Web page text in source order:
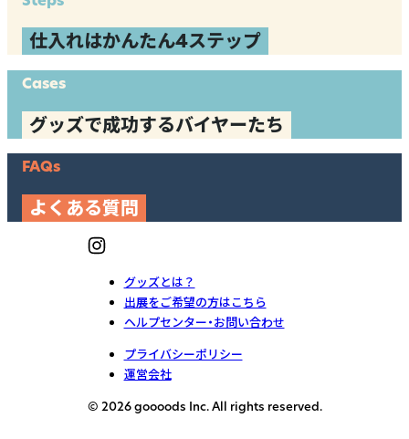
仕入れはかんたん4ステップ
Cases
グッズで成功するバイヤーたち
FAQs
よくある質問
グッズとは？
出展をご希望の方はこちら
ヘルプセンター・お問い合わせ
プライバシーポリシー
運営会社
© 2026 goooods Inc. All rights reserved.